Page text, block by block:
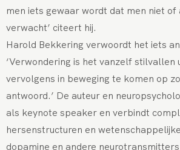
men iets gewaar wordt dat men niet of
verwacht’ citeert hij.
Harold Bekkering verwoordt het iets
‘Verwondering is het vanzelf stilvallen
vervolgens in beweging te komen op
antwoord.’ De auteur en
als keynote speaker en verbindt
hersenstructuren en
dopamine en andere